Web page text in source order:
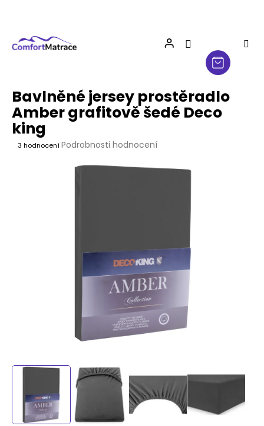
Bavlněné jersey prostěradlo
Amber grafitově šedé Deco
king
Průměrné
3 hodnoceníPodrobnosti hodnocení